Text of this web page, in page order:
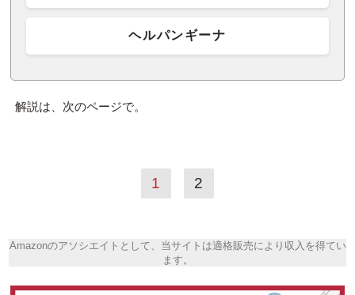
ヘルパンギーナ
解説は、次のページで。
1 2
Amazonのアソシエイトとして、当サイトは適格販売により収入を得てい
ます。